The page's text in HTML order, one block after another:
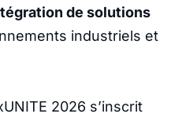
de solutions
industriels et
2026 s’inscrit